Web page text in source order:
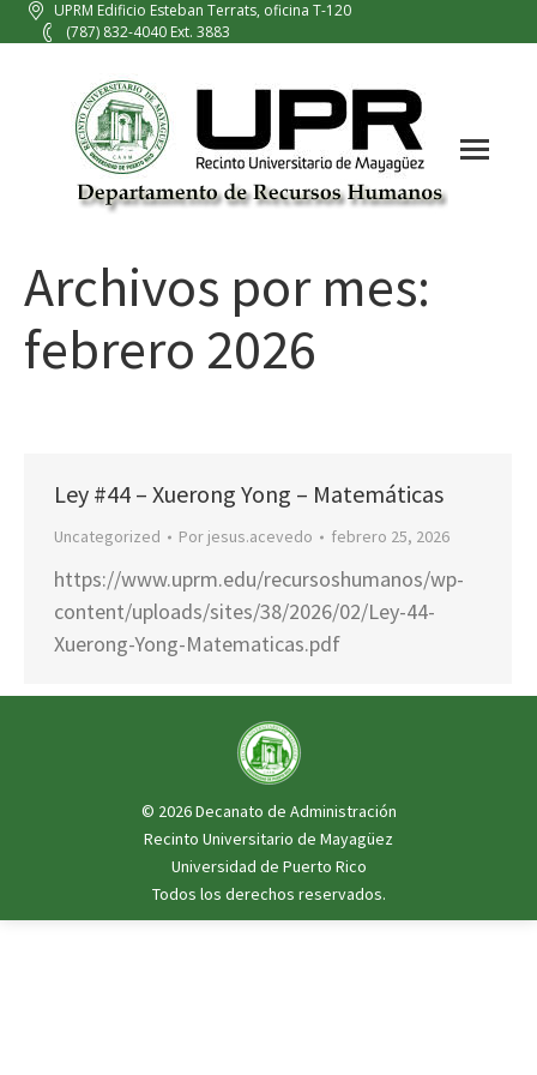
UPRM Edificio Esteban Terrats, oficina T-120
(787) 832-4040 Ext. 3883
Archivos por mes:
febrero 2026
Ley #44 – Xuerong Yong – Matemáticas
Uncategorized Por jesus.acevedo febrero 25, 2026
https://www.uprm.edu/recursoshumanos/wp-
content/uploads/sites/38/2026/02/Ley-44-
Xuerong-Yong-Matematicas.pdf
© 2026Decanato de Administración
Recinto Universitario de Mayagüez
Universidad de Puerto Rico
Todos los derechos reservados.